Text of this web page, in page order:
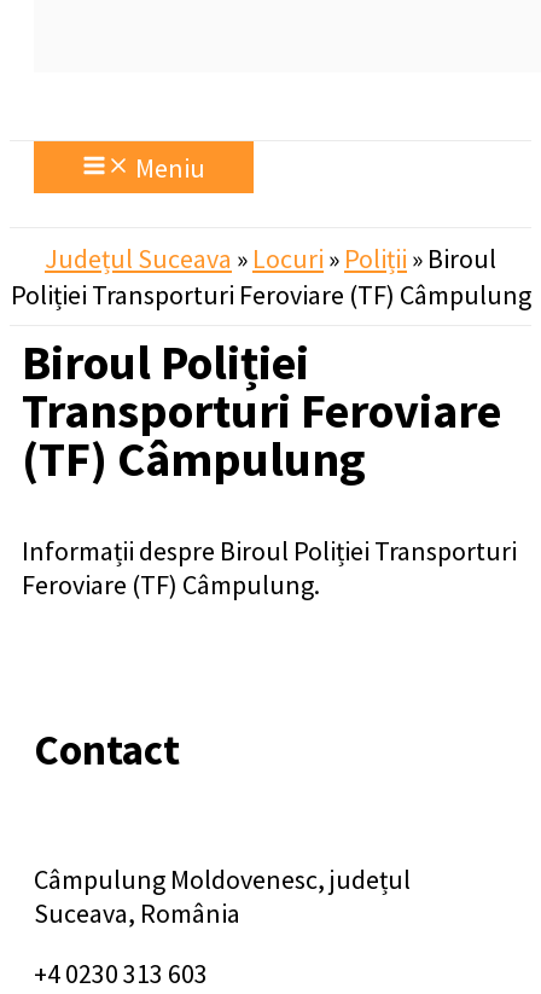
Meniu
Județul Suceava » Locuri » Poliții » Biroul
Poliției Transporturi Feroviare (TF) Câmpulung
Biroul Poliției
Transporturi Feroviare
(TF) Câmpulung
Informații despre Biroul Poliției Transporturi
Feroviare (TF) Câmpulung.
Contact
Câmpulung Moldovenesc, județul
Suceava, România
+4 0230 313 603